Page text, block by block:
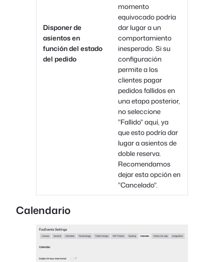
Disponer de
asientos en
función del estado
del pedido
momento
equivocado podría
dar lugar a un
comportamiento
inesperado. Si su
configuración
permite a los
clientes pagar
pedidos fallidos en
una etapa posterior,
no seleccione
"Fallido" aquí, ya
que esto podría dar
lugar a asientos de
doble reserva.
Recomendamos
dejar esta opción en
"Cancelado".
Calendario